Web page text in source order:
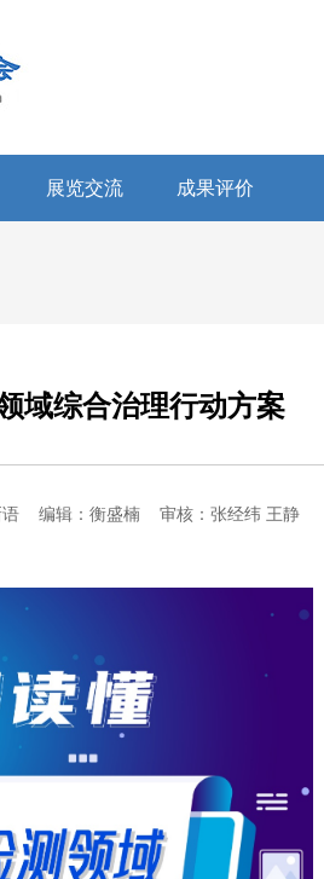
展览交流 成果评价
域综合治理行动方案
编辑：衡盛楠 审核：张经纬 王静